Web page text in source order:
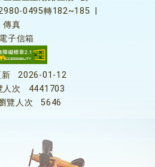
0495轉182~185
傳真
電子信箱
2026-01-12
人次
4441703
覽人次
5646